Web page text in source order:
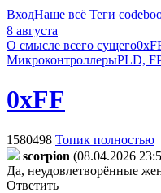
ВходНаше всё Теги
8 августа
О смысле всего сущего
МикроконтроллерыPLD,
0xFF
1580498 Топик полностью
scorpion (08.04.2026
Да, неудовлетворённые
Ответить